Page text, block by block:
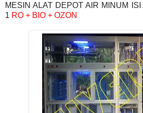
MESIN ALAT DEPOT AIR MINUM
1 RO + BIO + OZON